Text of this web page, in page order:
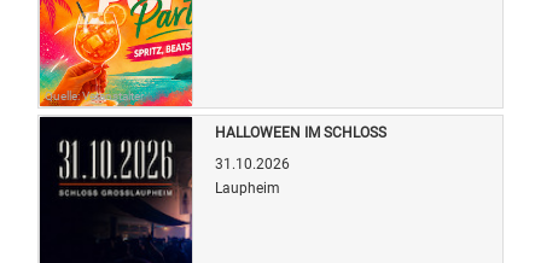
Quelle: Veranstalter
HALLOWEEN IM SCHLOSS
31.10.2026
Laupheim